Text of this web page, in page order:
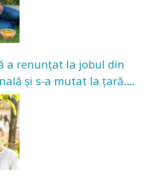
a renunțat la jobul din
și s-a mutat la țară.
legume în grădina